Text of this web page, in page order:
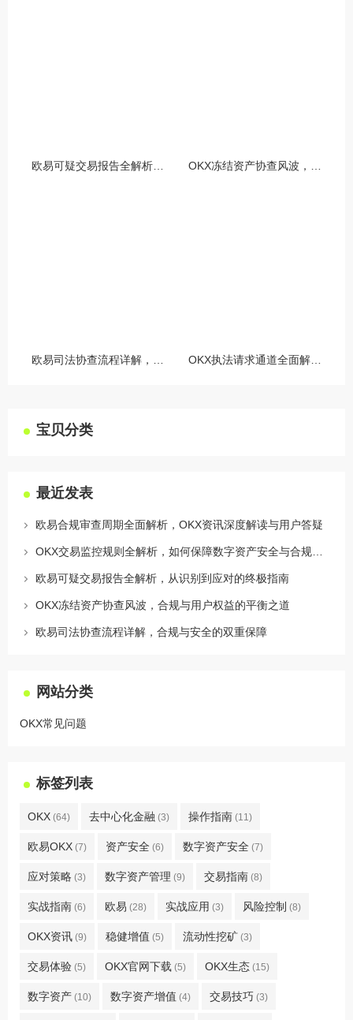
宝贝分类
最近发表
欧易合规审查周期全面解析，OKX资讯深度解读与用户答疑
欧易可疑交易报告全解析，从识别到应对的终极指南
OKX冻结资产协查风波，合规与用户权益的平衡之道
欧易司法协查流程详解，合规与安全的双重保障
网站分类
OKX常见问题
标签列表
OKX (64) 去中心化金融 (3) 操作指南 (11)
欧易OKX (7) 资产安全 (6) 数字资产安全 (7)
应对策略 (3) 数字资产管理 (9) 交易指南 (8)
实战指南 (6) 欧易 (28) 实战应用 (3) 风险控制 (8)
OKX资讯 (9) 稳健增值 (5) 流动性挖矿 (3)
交易体验 (5) OKX官网下载 (5) OKX生态 (15)
数字资产 (10) 数字资产增值 (4) 交易技巧 (3)